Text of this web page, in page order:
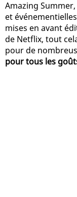
Amazing
et
mises en avant
de Netflix, tout
pour de
pour tous les